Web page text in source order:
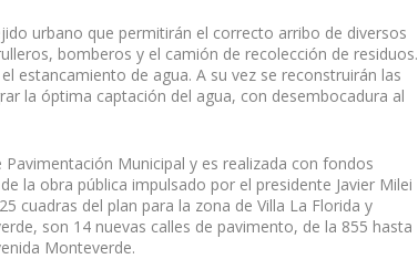
urbano que permitirán el correcto arribo de diversos
bomberos y el camión de recolección de residuos.
estancamiento de agua. A su vez se reconstruirán las
la óptima captación del agua, con desembocadura al
Municipal y es realizada con fondos
la obra pública impulsado por el presidente Javier Milei
cuadras del plan para la zona de Villa La Florida y
son 14 nuevas calles de pavimento, de la 855 hasta
Monteverde.